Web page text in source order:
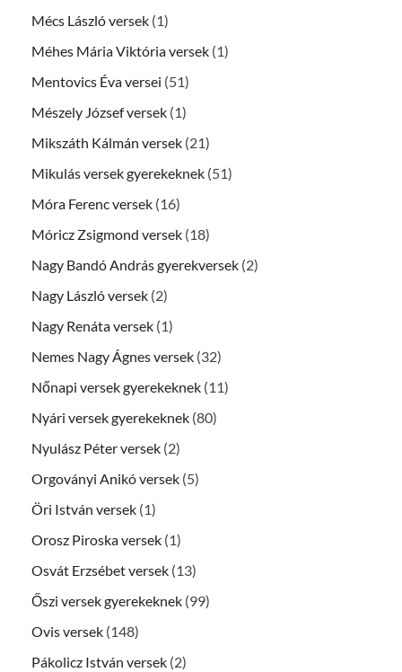
Mécs László versek (1)
Méhes Mária Viktória versek (1)
Mentovics Éva versei (51)
Mészely József versek (1)
Mikszáth Kálmán versek (21)
Mikulás versek gyerekeknek (51)
Móra Ferenc versek (16)
Móricz Zsigmond versek (18)
Nagy Bandó András gyerekversek (2)
Nagy László versek (2)
Nagy Renáta versek (1)
Nemes Nagy Ágnes versek (32)
Nőnapi versek gyerekeknek (11)
Nyári versek gyerekeknek (80)
Nyulász Péter versek (2)
Orgoványi Anikó versek (5)
Öri István versek (1)
Orosz Piroska versek (1)
Osvát Erzsébet versek (13)
Őszi versek gyerekeknek (99)
Ovis versek (148)
Pákolicz István versek (2)